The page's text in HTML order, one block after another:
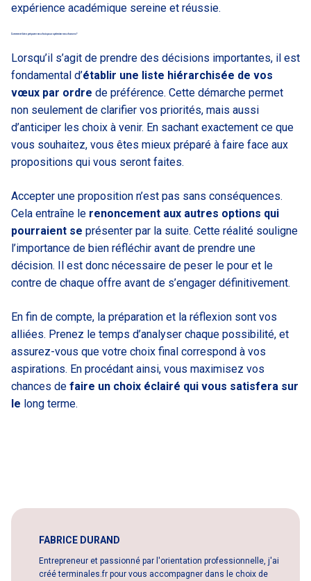
expérience académique sereine et réussie.
Comment bien préparer ses choix pour optimiser ses chances ?
Lorsqu’il s’agit de prendre des décisions importantes, il est
fondamental d’établir une liste hiérarchisée de vos
vœux par ordre de préférence. Cette démarche permet
non seulement de clarifier vos priorités, mais aussi
d’anticiper les choix à venir. En sachant exactement ce que
vous souhaitez, vous êtes mieux préparé à faire face aux
propositions qui vous seront faites.
Accepter une proposition n’est pas sans conséquences.
Cela entraîne le renoncement aux autres options qui
pourraient se présenter par la suite. Cette réalité souligne
l’importance de bien réfléchir avant de prendre une
décision. Il est donc nécessaire de peser le pour et le
contre de chaque offre avant de s’engager définitivement.
En fin de compte, la préparation et la réflexion sont vos
alliées. Prenez le temps d’analyser chaque possibilité, et
assurez-vous que votre choix final correspond à vos
aspirations. En procédant ainsi, vous maximisez vos
chances de faire un choix éclairé qui vous satisfera sur
le long terme.
FABRICE DURAND
Entrepreneur et passionné par l'orientation professionnelle, j'ai
créé terminales.fr pour vous accompagner dans le choix de